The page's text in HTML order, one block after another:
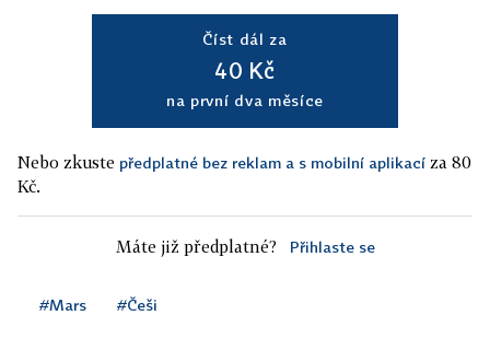
Číst dál za
40 Kč
na první dva měsíce
Nebo zkuste předplatné bez reklam a s mobilní aplikací za 80
Kč.
Máte již předplatné? Přihlaste se
#Mars #Češi